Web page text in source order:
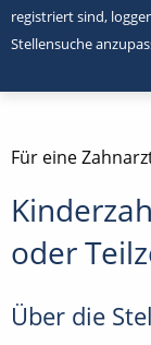
registriert sind,
Stellensuche
Für eine
oder
Über die